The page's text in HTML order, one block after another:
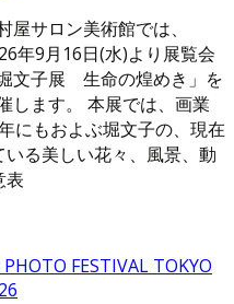
屋サロン美術館では、
年9月16日(水)より展覧会
堀文子展 生命の煌めき」を
します。 本展では、画業
にもおよぶ堀文子の、現在
る美しい花々、風景、動
表
FESTIVAL TOKYO